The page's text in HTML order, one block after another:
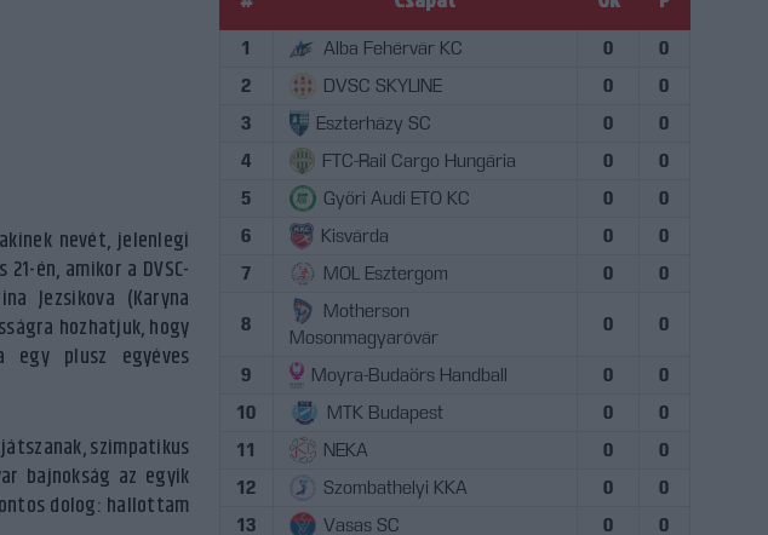
nevét, jelenlegi
én, amikor a DVSC-
Jezsikova (Karyna
hozhatjuk, hogy
egy plusz egyéves
szimpatikus
bajnokság az egyik
dolog: hallottam
1 Alba Fehérvár KC 0
0
2
DVSC SKYLINE 0
0
3
Eszterházy SC 0
0
4
FTC-Rail Cargo Hungária 0
0
5
Győri Audi ETO KC 0
0
6
Kisvárda 0
0
7
MOL Esztergom 0 0
8
Motherson
Mosonmagyaróvár
0 0
9 Moyra-Budaörs Handball 0
0
10
MTK Budapest 0
0
11
NEKA 0
0
12
Szombathelyi KKA 0
0
13
Vasas SC 0
0